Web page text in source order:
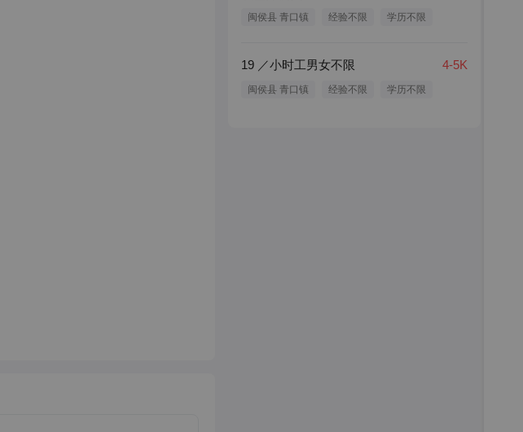
闽侯县 青口镇 经验不限 学历不限
19 ／小时工男女不限 4-5K
闽侯县 青口镇 经验不限 学历不限